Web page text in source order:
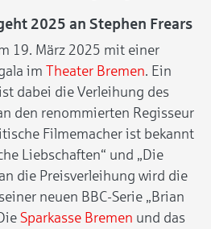
2025 an Stephen Frears
19. März 2025 mit einer
im Theater Bremen. Ein
dabei die Verleihung des
den renommierten Regisseur
Filmemacher ist bekannt
Liebschaften“ und „Die
die Preisverleihung wird die
neuen BBC-Serie „Brian
Sparkasse Bremen und das